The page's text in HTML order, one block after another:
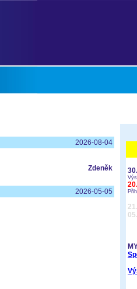
2026-08-04
Zdeněk
2026-05-05